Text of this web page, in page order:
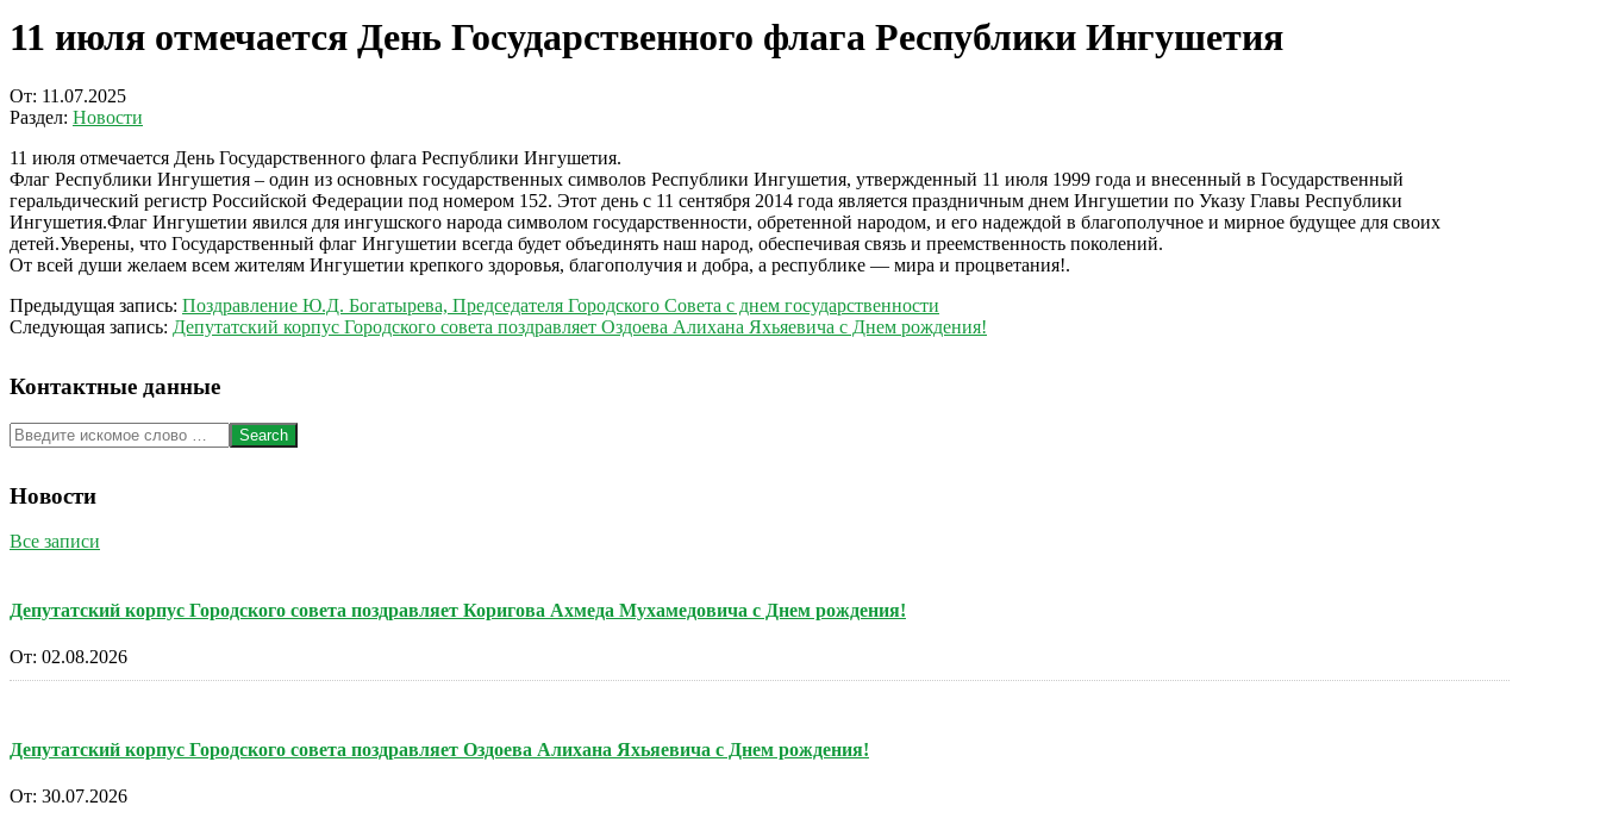
11 июля отмечается День Государственного флага Республики Ингушетия
От: 11.07.2025
Раздел: Новости
11 июля отмечается День Государственного флага Республики Ингушетия.
Флаг Республики Ингушетия – один из основных государственных символов Республики Ингушетия, утвержденный 11 июля 1999 года и внесенный в Государственный
геральдический регистр Российской Федерации под номером 152. Этот день с 11 сентября 2014 года является праздничным днем Ингушетии по Указу Главы Республики
Ингушетия.Флаг Ингушетии явился для ингушского народа символом государственности, обретенной народом, и его надеждой в благополучное и мирное будущее для своих
детей.Уверены, что Государственный флаг Ингушетии всегда будет объединять наш народ, обеспечивая связь и преемственность поколений.
От всей души желаем всем жителям Ингушетии крепкого здоровья, благополучия и добра, а республике — мира и процветания!.
2025-
07-
Предыдущая запись: Поздравление Ю.Д. Богатырева, Председателя Городского Совета с днем государственности
Следующая запись: Депутатский корпус Городского совета поздравляет Оздоева Алихана Яхьяевича с Днем рождения!
Контактные данные
Search
Новости
Все записи
Депутатский корпус Городского совета поздравляет Коригова Ахмеда Мухамедовича с Днем рождения!
От: 02.08.2026
Депутатский корпус Городского совета поздравляет Оздоева Алихана Яхьяевича с Днем рождения!
От: 30.07.2026